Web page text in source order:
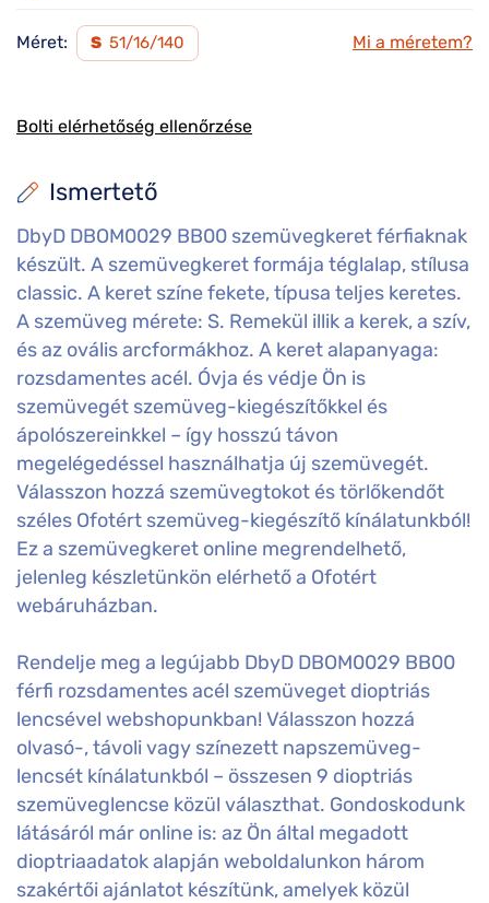
Ismertető
DbyD DBOM0029 BB00 szemüvegkeret férfiaknak
készült. A szemüvegkeret formája téglalap, stílusa
classic. A keret színe fekete, típusa teljes keretes.
A szemüveg mérete: S. Remekül illik a kerek, a szív,
és az ovális arcformákhoz. A keret alapanyaga:
rozsdamentes acél. Óvja és védje Ön is
szemüvegét szemüveg-kiegészítőkkel és
ápolószereinkkel – így hosszú távon
megelégedéssel használhatja új szemüvegét.
Válasszon hozzá szemüvegtokot és törlőkendőt
széles Ofotért szemüveg-kiegészítő kínálatunkból!
Ez a szemüvegkeret online megrendelhető,
jelenleg készletünkön elérhető a Ofotért
webáruházban.
Rendelje meg a legújabb DbyD DBOM0029 BB00
férfi rozsdamentes acél szemüveget dioptriás
lencsével webshopunkban! Válasszon hozzá
olvasó-, távoli vagy színezett napszemüveg-
lencsét kínálatunkból – összesen 9 dioptriás
szemüveglencse közül választhat. Gondoskodunk
látásáról már online is: az Ön által megadott
dioptriaadatok alapján weboldalunkon három
szakértői ajánlatot készítünk, amelyek közül
Méret: S 51/16/140 Mi a méretem?
Bolti elérhetőség ellenőrzése